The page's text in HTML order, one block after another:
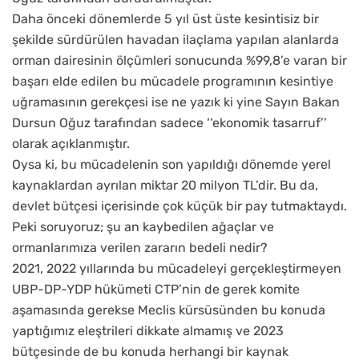
Daha önceki dönemlerde 5 yıl üst üste kesintisiz bir
şekilde sürdürülen havadan ilaçlama yapılan alanlarda
orman dairesinin ölçümleri sonucunda %99,8’e varan bir
başarı elde edilen bu mücadele programının kesintiye
uğramasının gerekçesi ise ne yazık ki yine Sayın Bakan
Dursun Oğuz tarafından sadece ‘‘ekonomik tasarruf’’
olarak açıklanmıştır.
Oysa ki, bu mücadelenin son yapıldığı dönemde yerel
kaynaklardan ayrılan miktar 20 milyon TL’dir. Bu da,
devlet bütçesi içerisinde çok küçük bir pay tutmaktaydı.
Peki soruyoruz; şu an kaybedilen ağaçlar ve
ormanlarımıza verilen zararın bedeli nedir?
2021, 2022 yıllarında bu mücadeleyi gerçekleştirmeyen
UBP-DP-YDP hükümeti CTP’nin de gerek komite
aşamasında gerekse Meclis kürsüsünden bu konuda
yaptığımız eleştrileri dikkate almamış ve 2023
bütçesinde de bu konuda herhangi bir kaynak